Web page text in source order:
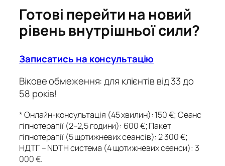
Готові перейти на новий
рівень внутрішньої сили?
Записатись на консультацію
Вікове обмеження: для клієнтів від 33 до
58 років!
* Онлайн-консультація (45 хвилин): 150 €; Сеанс
гіпнотерапії (2–2,5 години): 600 €; Пакет
гіпнотерапії (5 щотижневих сеансів): 2 300 €;
НДТГ – NDTHсистема (4 щотижневих сеанси): 3
000 €.